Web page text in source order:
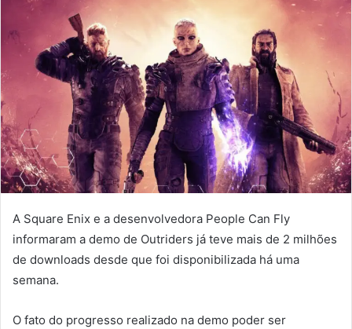
A Square Enix e a desenvolvedora People Can Fly
informaram a demo de Outriders já teve mais de 2 milhões
de downloads desde que foi disponibilizada há uma
semana.
O fato do progresso realizado na demo poder ser